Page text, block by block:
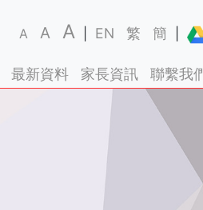
A A A EN 繁 簡
最新資料 家長資訊 聯繫我